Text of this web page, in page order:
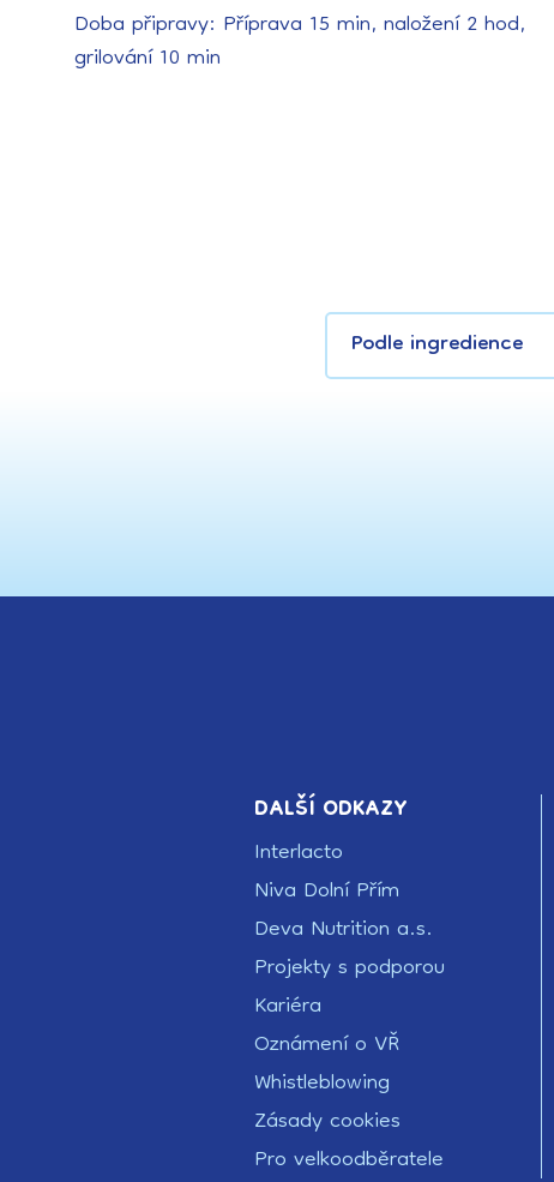
Doba připravy: Příprava 15 min, naložení 2 hod,
grilování 10 min
Podle ingredience
DALŠÍ ODKAZY
Interlacto
Niva Dolní Přím
Deva Nutrition a.s.
Projekty s podporou
Kariéra
Oznámení o VŘ
Whistleblowing
Zásady cookies
Pro velkoodběratele